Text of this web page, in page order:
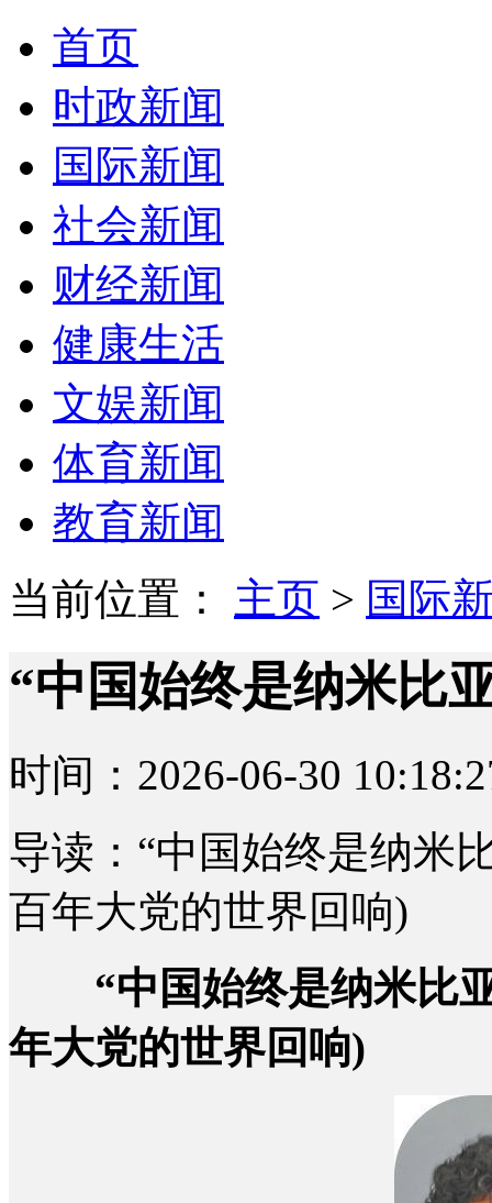
首页
时政新闻
国际新闻
社会新闻
财经新闻
健康生活
文娱新闻
体育新闻
教育新闻
当前位置： 主页 > 国际
“中国始终是纳米比
时间：2026-06-30
导读：“中国始终是纳米
百年大党的世界回响)
“中国始终是纳米比
年大党的世界回响)